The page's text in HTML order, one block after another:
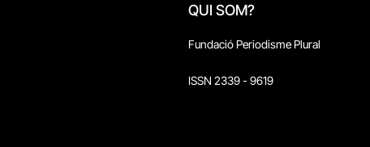
QUI SOM?
Fundació Periodisme Plural
ISSN 2339 - 9619